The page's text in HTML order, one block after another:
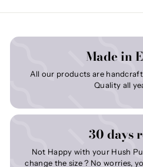
Made in
All our products are
Quality all
30 days
Not Happy with your Hush
change the size ? No worries,